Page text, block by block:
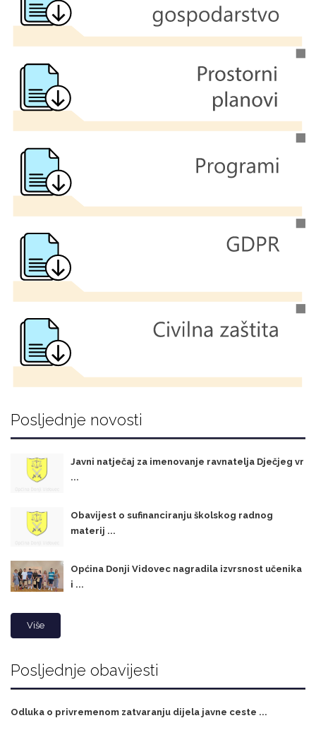
Posljednje novosti
Javni natječaj za imenovanje ravnatelja Dječjeg vr
...
Obavijest o sufinanciranju školskog radnog
materij ...
Općina Donji Vidovec nagradila izvrsnost učenika
i ...
Više
Posljednje obavijesti
Odluka o privremenom zatvaranju dijela javne ceste ...